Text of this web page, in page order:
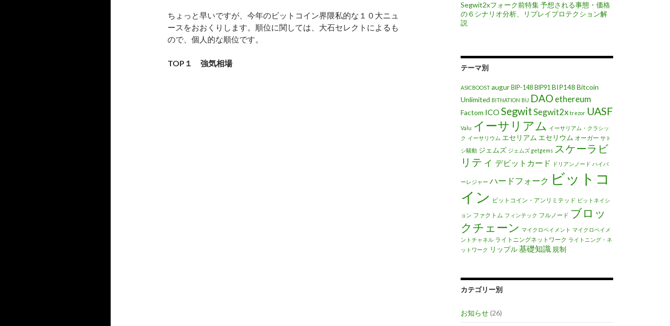
ちょっと早いですが、今年のビットコイン界隈私的な１０大ニュ
ースをおおくりします。順位に関しては、大石セレクトによるも
ので、個人的な順位です。
TOP１ 強気相場
Segwit2xフォーク前特集 予想される事態・価格
の６シナリオ分析、リプレイプロテクション解
説
テーマ別
ASICBOOST augur BIP-148 BIP91 BIP148 Bitcoin
Unlimited BITNATION BU DAO ethereum
Factom ICOSegwitSegwit2x trezor UASF
Valu イーサリアム イーサリアム・クラシッ
ク イーサリウム エセリアム エセリウム オーガー サト
シ騒動 ジェムズ ジェムズ getgems スケーラビ
リティ デビットカード ドリアンノード ハイパ
ーレジャー ハードフォーク ビットコ
イン ビットコイン・アンリミテッド ビットネイシ
ョン ファクトム フィンテック フルノード ブロッ
クチェーン マイクロペイメント マイクロペイメ
ントチャネル ライトニングネットワーク ライトニング・ネ
ットワーク
リップル基礎知識規制
カテゴリー別
お知らせ(26)